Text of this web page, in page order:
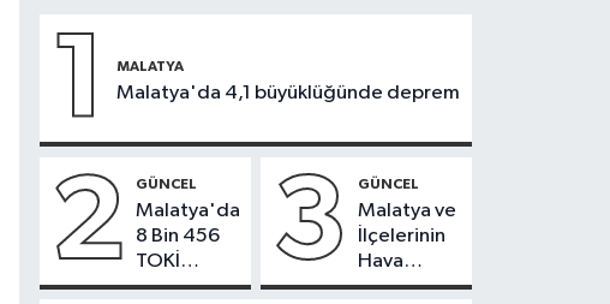
1 MALATYA
Malatya'da 4,1 büyüklüğünde deprem
2 GÜNCEL
Malatya'da
8 Bin 456
TOKİ
Konutunun
3 GÜNCEL
Malatya ve
İlçelerinin
Hava
Durumu -